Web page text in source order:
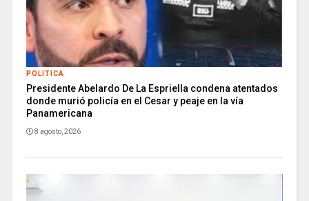
POLITICA
Presidente Abelardo De La Espriella condena atentados
donde murió policía en el Cesar y peaje en la vía
Panamericana
8 agosto, 2026